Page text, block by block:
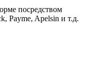
посредством
Payme, Apelsin и т.д.